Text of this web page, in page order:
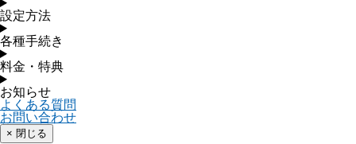
設定方法
各種手続き
料金・特典
お知らせ
よくある質問
お問い合わせ
× 閉じる